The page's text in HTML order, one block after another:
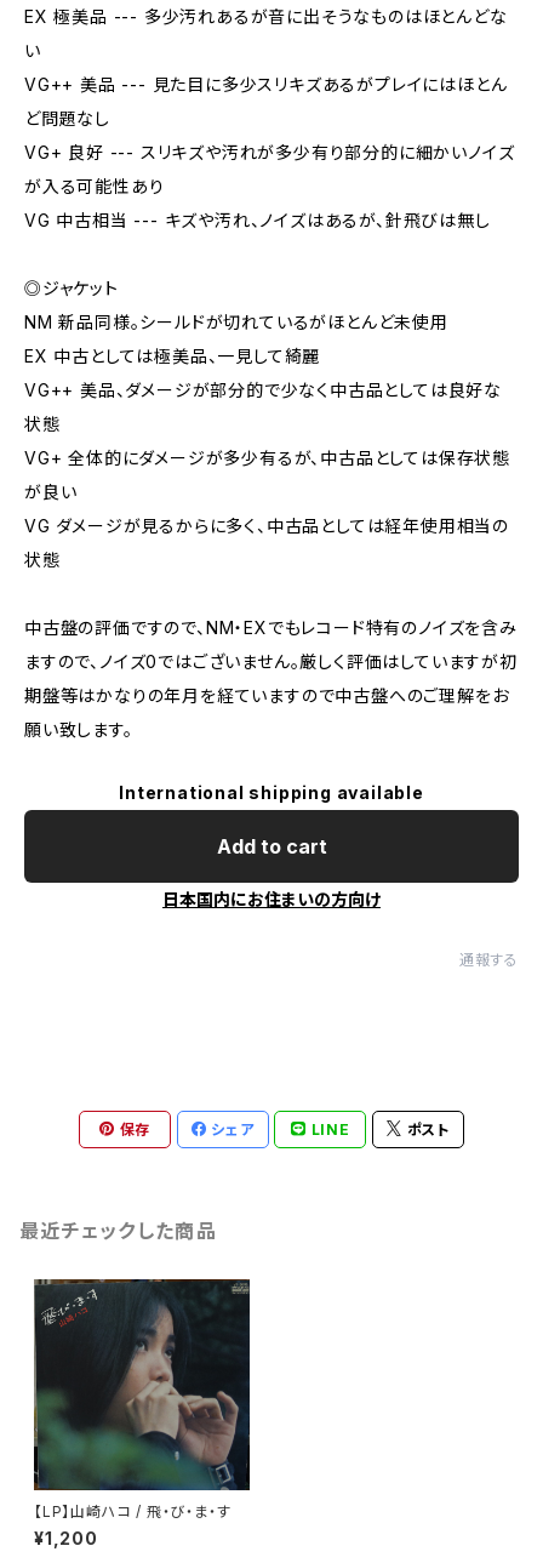
EX 極美品 --- 多少汚れあるが音に出そうなものはほとんどな
い
VG++ 美品 --- 見た目に多少スリキズあるがプレイにはほとん
ど問題なし
VG+ 良好 --- スリキズや汚れが多少有り部分的に細かいノイズ
が入る可能性あり
VG 中古相当 --- キズや汚れ、ノイズはあるが、針飛びは無し
◎ジャケット
NM 新品同様。シールドが切れているがほとんど未使用
EX 中古としては極美品、一見して綺麗
VG++ 美品、ダメージが部分的で少なく中古品としては良好な
状態
VG+ 全体的にダメージが多少有るが、中古品としては保存状態
が良い
VG ダメージが見るからに多く、中古品としては経年使用相当の
状態
中古盤の評価ですので、NM・EXでもレコード特有のノイズを含み
ますので、ノイズ0ではございません。厳しく評価はしていますが初
期盤等はかなりの年月を経ていますので中古盤へのご理解をお
願い致します。
International shipping available
Add to cart
日本国内にお住まいの方向け
通報する
保存 シェア LINE ポスト
最近チェックした商品
【LP】山崎ハコ / 飛・び・ま・す
¥1,200